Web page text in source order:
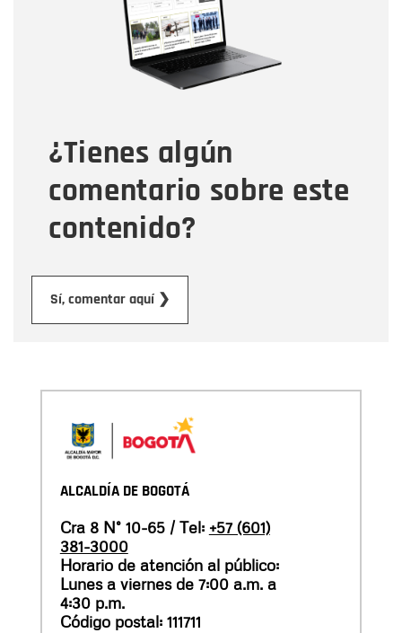
¿Tienes algún
comentario sobre este
contenido?
Sí, comentar aquí ❯
Correo electrónico
Tipo de comentario
Mensaje
ALCALDÍA DE BOGOTÁ
Cra 8 N° 10-65 / Tel: +57 (601)
381-3000
Horario de atención al público:
Lunes a viernes de 7:00 a.m. a
4:30 p.m.
Código postal: 111711